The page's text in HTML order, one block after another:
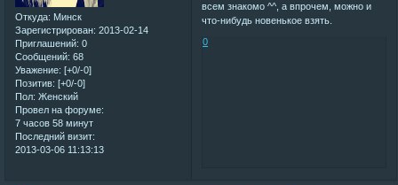
Откуда: Минск
Зарегистрирован: 2013-02-14
Приглашений: 0
Сообщений: 68
Уважение: [+0/-0]
Позитив: [+0/-0]
Пол: Женский
Провел на форуме:
7 часов 58 минут
Последний визит:
2013-03-06 11:13:13
всем знакомо ^^, а впрочем, можно и
что-нибудь новенькое взять.
0